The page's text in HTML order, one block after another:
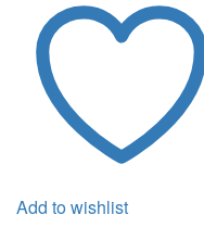
Add to wishlist